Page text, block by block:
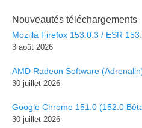
Nouveautés téléchargements
Mozilla Firefox 153.0.3 / ESR
3 août 2026
AMD Radeon Software
30 juillet 2026
Google Chrome 151.0 (152.0
30 juillet 2026